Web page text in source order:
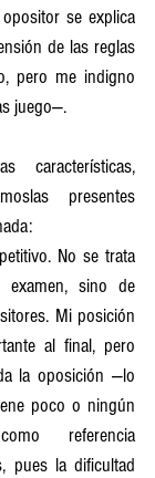
se explica
de las reglas
pero me indigno
juego—.
presentes
No se trata
examen, sino de
Mi posición
al final, pero
la oposición —lo
poco o ningún
referencia
pues la dificultad